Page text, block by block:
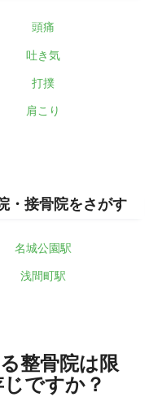
頭痛
吐き気
打撲
肩こり
・接骨院をさがす
名城公園駅
浅間町駅
整骨院は限
ですか？